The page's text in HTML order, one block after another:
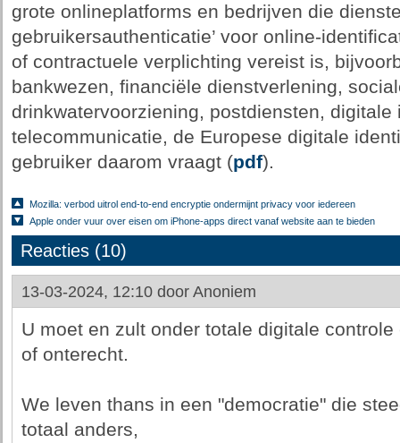
grote onlineplatforms en bedrijven die
gebruikersauthenticatie’ voor online-
of contractuele verplichting vereist is,
bankwezen, financiële dienstverlening,
drinkwatervoorziening, postdiensten,
telecommunicatie, de Europese digitale
gebruiker daarom vraagt (pdf).
Mozilla: verbod uitrol end-to-end encryptie ondermijnt privacy voor iedereen
Apple onder vuur over eisen om iPhone-apps direct vanaf website aan te bieden
Reacties (10)
13-03-2024, 12:10 door Anoniem
U moet en zult onder totale digitale
of onterecht.
We leven thans in een "democratie" die
totaal anders,